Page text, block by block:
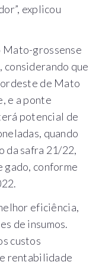
explicou
Mato-grossense
considerando que
de Mato
e a ponte
potencial de
quando
da safra 21/22,
gado, conforme
eficiência,
de insumos.
custos
rentabilidade